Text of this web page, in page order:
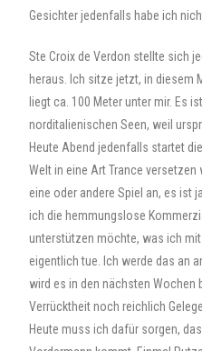
Gesichter jedenfalls habe ich
Ste Croix de Verdon stellte sich
heraus. Ich sitze jetzt, in diesem
liegt ca. 100 Meter unter mir. Es
norditalienischen Seen, weil
Heute Abend jedenfalls startet
Welt in eine Art Trance
eine oder andere Spiel an, es ist
ich die hemmungslose
unterstützen möchte, was ich
eigentlich tue. Ich werde das an
wird es in den nächsten Wochen
Verrücktheit noch reichlich
Heute muss ich dafür sorgen,